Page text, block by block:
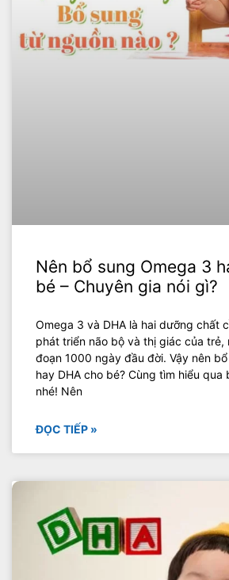
Nên bổ sung Omega 3
bé – Chuyên gia nói gì?
Omega 3 và DHA là hai dưỡng chất
phát triển não bộ và thị giác của trẻ,
đoạn 1000 ngày đầu đời. Vậy nên
hay DHA cho bé? Cùng tìm hiểu
nhé! Nên
ĐỌC TIẾP »